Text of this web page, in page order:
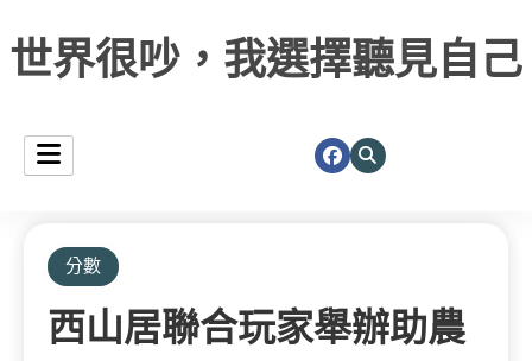
世界很吵，我選擇聽見自己
分數
西山居聯合玩家舉辦助農